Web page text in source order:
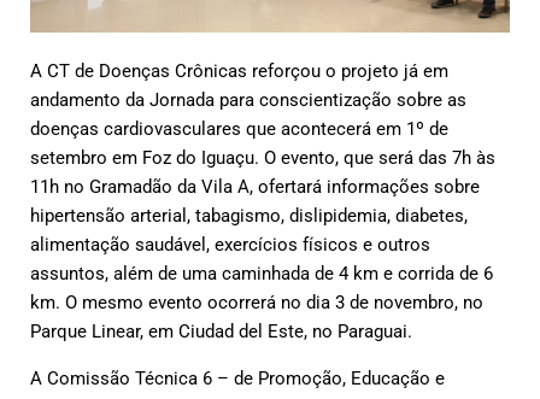
A CT de Doenças Crônicas reforçou o projeto já em
andamento da Jornada para conscientização sobre as
doenças cardiovasculares que acontecerá em 1º de
setembro em Foz do Iguaçu. O evento, que será das 7h às
11h no Gramadão da Vila A, ofertará informações sobre
hipertensão arterial, tabagismo, dislipidemia, diabetes,
alimentação saudável, exercícios físicos e outros
assuntos, além de uma caminhada de 4 km e corrida de 6
km. O mesmo evento ocorrerá no dia 3 de novembro, no
Parque Linear, em Ciudad del Este, no Paraguai.
A Comissão Técnica 6 – de Promoção, Educação e